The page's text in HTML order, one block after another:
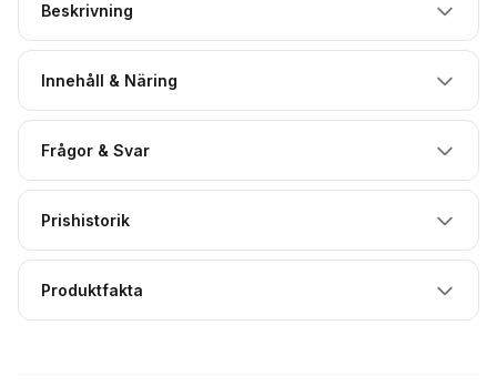
Beskrivning
Innehåll & Näring
Frågor & Svar
Prishistorik
Produktfakta